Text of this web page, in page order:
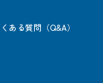
ある質問（Q&A）